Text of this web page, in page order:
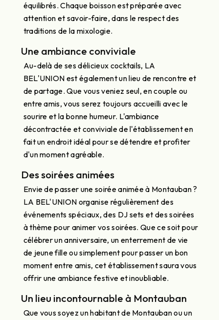
équilibrés. Chaque boisson est préparée avec
attention et savoir-faire, dans le respect des
traditions de la mixologie.
Une ambiance conviviale
Au-delà de ses délicieux cocktails, LA
BEL'UNION est également un lieu de rencontre et
de partage. Que vous veniez seul, en couple ou
entre amis, vous serez toujours accueilli avec le
sourire et la bonne humeur. L'ambiance
décontractée et conviviale de l'établissement en
fait un endroit idéal pour se détendre et profiter
d'un moment agréable.
Des soirées animées
Envie de passer une soirée animée à Montauban ?
LA BEL'UNION organise régulièrement des
événements spéciaux, des DJ sets et des soirées
à thème pour animer vos soirées. Que ce soit pour
célébrer un anniversaire, un enterrement de vie
de jeune fille ou simplement pour passer un bon
moment entre amis, cet établissement saura vous
offrir une ambiance festive et inoubliable.
Un lieu incontournable à Montauban
Que vous soyez un habitant de Montauban ou un